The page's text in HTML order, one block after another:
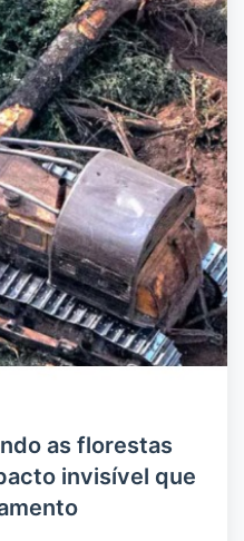
as florestas
invisível que